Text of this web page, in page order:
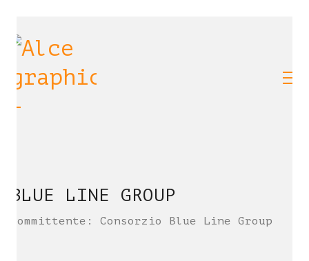
BLUE LINE GROUP
Committente: Consorzio Blue Line Group